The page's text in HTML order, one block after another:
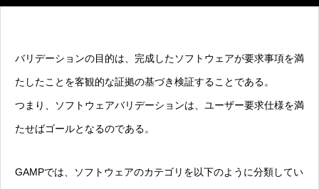
バリデーションの目的は、完成したソフトウェアが要求事項を満
たしたことを客観的な証拠の基づき検証することである。
つまり、ソフトウェアバリデーションは、ユーザー要求仕様を満
たせばゴールとなるのである。
GAMPでは、ソフトウェアのカテゴリを以下のように分類してい